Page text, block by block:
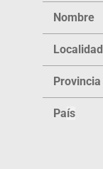
Nombre
Localidad
Provincia
País